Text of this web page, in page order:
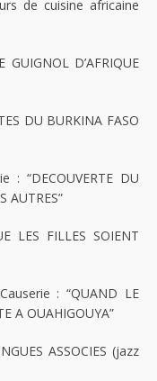
de cuisine africaine
D’AFRIQUE
DU BURKINA FASO
: “DECOUVERTE DU
AUTRES”
LES FILLES SOIENT
: “QUAND LE
A OUAHIGOUYA”
ASSOCIES (jazz